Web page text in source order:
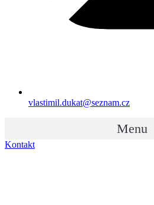
vlastimil.dukat@seznam.cz
Menu
Kontakt